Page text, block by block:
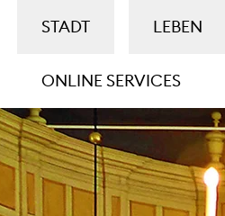
STADT LEBEN
ONLINE SERVICES